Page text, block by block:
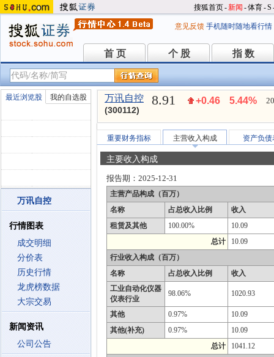
搜狐首页-新闻 -体育-S
意见反馈 手机随时随地看行情
首 页
首 页 个 股
个 股 指 数
指 数
最近浏览股 我的自选股
万讯自控
行情图表
成交明细
分价表
历史行情
龙虎榜数据
大宗交易
新闻资讯
公司公告
万讯自控
(300112)
8.91 +0.46 5.44%
重要财务指标 主营收入构成 资产负债
主要收入构成
报告期： 2025-12-31
主营产品构成（百万）
名称
占总收入比例
收入
租赁及其他
100.00%
10.09
总计
10.09
行业收入构成（百万）
名称
占总收入比例
收入
工业自动化仪器
仪表行业
98.06% 1020.93
其他 0.97%
10.09
其他(补充)
0.97%
10.09
总计
1041.12